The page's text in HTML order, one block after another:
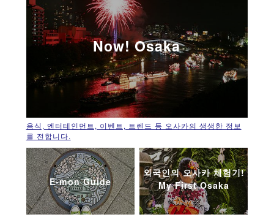
Now! Osaka
음식, 엔터테인먼트, 이벤트, 트렌드 등 오사카의 생생한 정보
를 전합니다.
E-mon Guide
외국인의 오사카 체험기!
My First Osaka